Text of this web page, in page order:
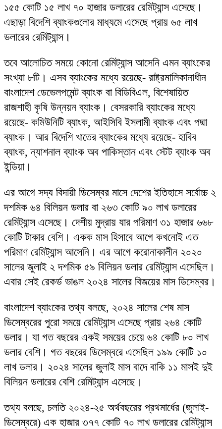
১৫৫ কোটি ১৫ লাখ ৭০ হাজার ডলারের রেমিট্যান্স এসেছে।
এছাড়া বিদেশি ব্যাংকগুলোর মাধ্যমে এসেছে প্রায় ৬৫ লাখ
ডলারের রেমিট্যান্স।
তবে আলোচিত সময়ে কোনো রেমিট্যান্স আসেনি এমন ব্যাংকের
সংখ্যা ৮টি। এসব ব্যাংকের মধ্যে রয়েছে- রাষ্ট্রমালিকানাধীন
বাংলাদেশ ডেভেলপমেন্ট ব্যাংক বা বিডিবিএল, বিশেষায়িত
রাজশাহী কৃষি উন্নয়ন ব্যাংক। বেসরকারি ব্যাংকের মধ্যে
রয়েছে- কমিউনিটি ব্যাংক, আইসিবি ইসলামী ব্যাংক এবং পদ্মা
ব্যাংক। আর বিদেশি খাতের ব্যাংকের মধ্যে রয়েছে- হাবিব
ব্যাংক, ন্যাশনাল ব্যাংক অব পাকিস্তান এবং স্টেট ব্যাংক অব
ইন্ডিয়া।
এর আগে সদ্য বিদায়ী ডিসেম্বর মাসে দেশের ইতিহাসে সর্বোচ্চ ২
দশমিক ৬৪ বিলিয়ন ডলার বা ২৬৩ কোটি ৯০ লাখ ডলারের
রেমিট্যান্স এসেছে। দেশীয় মুদ্রায় যার পরিমাণ ৩১ হাজার ৬৬৮
কোটি টাকার বেশি। একক মাস হিসাবে আগে কখনোই এত
পরিমাণ রেমিট্যান্স আসেনি। এর আগে করোনাকালীন ২০২০
সালের জুলাই ২ দশমিক ৫৯ বিলিয়ন ডলার রেমিট্যান্স এসেছিল।
এবার সেই রেকর্ড ভাঙল ২০২৪ সালের বিজয়ের মাস ডিসেম্বর।
বাংলাদেশ ব্যাংকের তথ্য বলছে, ২০২৪ সালের শেষ মাস
ডিসেম্বরের পুরো সময়ে রেমিট্যান্স এসেছে প্রায় ২৬৪ কোটি
ডলার। যা গত বছরের একই সময়ের চেয়ে ৬৪ কোটি ৮০ লাখ
ডলার বেশি। গত বছরের ডিসেম্বরে এসেছিল ১৯৯ কোটি ১০
লাখ ডলার। ২০২৪ সালের জুলাই মাস বাদে বাকি ১১ মাসই দুই
বিলিয়ন ডলারের বেশি রেমিট্যান্স এসেছে।
তথ্য বলছে, চলতি ২০২৪-২৫ অর্থবছরের প্রথমার্ধের (জুলাই-
ডিসেম্বরে) এক হাজার ৩৭৭ কোটি ৭০ লাখ ডলারের রেমিট্যান্স